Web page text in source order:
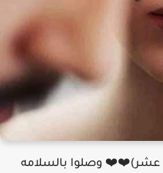
روايه صغيرتي ( البارت الثالث عشر)⁦❤️⁩⁦❤️⁩ وصلوا بالسلامه